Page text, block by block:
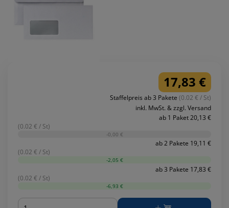
17,83 €
Staffelpreis ab 3 Pakete (0.02 € / St)
inkl. MwSt. & zzgl. Versand
ab 1 Paket 20,13 €
(0.02 € / St)
-0,00 €
ab 2 Pakete 19,11 €
(0.02 € / St)
-2,05 €
ab 3 Pakete 17,83 €
(0.02 € / St)
-6,93 €
Menge